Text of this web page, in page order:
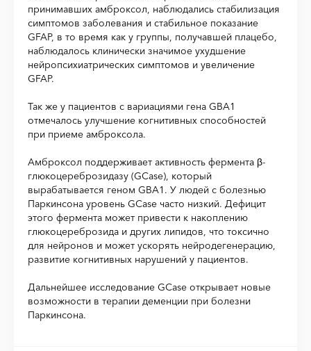
принимавших амброксол, наблюдались стабилизация
симптомов заболевания и стабильное показание
GFAP, в то время как у группы, получавшей плацебо,
наблюдалось клинически значимое ухудшение
нейропсихиатрических симптомов и увеличение
GFAP.
Так же у пациентов с вариациями гена GBA1
отмечалось улучшение когнитивных способностей
при приеме амброксола.
Амброксол поддерживает активность фермента β-
глюкоцереброзидазу (GCase), который
вырабатывается геном GBA1. У людей с болезнью
Паркинсона уровень GCase часто низкий. Дефицит
этого фермента может привести к накоплению
глюкоцереброзида и других липидов, что токсично
для нейронов и может ускорять нейродегенерацию,
развитие когнитивных нарушений у пациентов.
Дальнейшее исследование GCase открывает новые
возможности в терапии деменции при болезни
Паркинсона.